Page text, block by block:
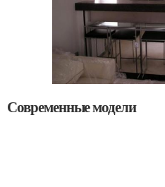
Современные модели